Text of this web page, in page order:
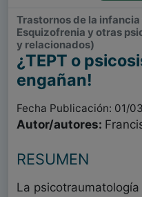
Trastornos de la
Esquizofrenia y otras
y relacionados)
¿TEPT o
engañan!
Fecha Publicación: 01/
Autor/autores:
RESUMEN
La